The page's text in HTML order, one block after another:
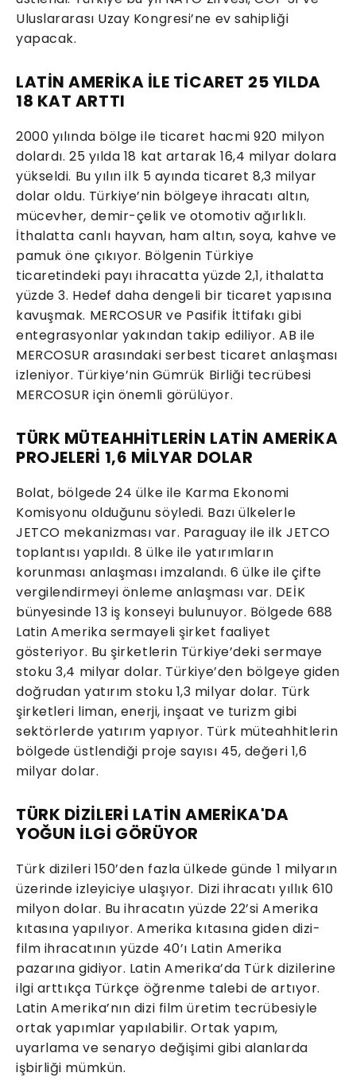
Uluslararası Uzay Kongresi’ne ev sahipliği
yapacak.
LATİN AMERİKA İLE TİCARET 25 YILDA
18 KAT ARTTI
2000 yılında bölge ile ticaret hacmi 920 milyon
dolardı. 25 yılda 18 kat artarak 16,4 milyar dolara
yükseldi. Bu yılın ilk 5 ayında ticaret 8,3 milyar
dolar oldu. Türkiye’nin bölgeye ihracatı altın,
mücevher, demir-çelik ve otomotiv ağırlıklı.
İthalatta canlı hayvan, ham altın, soya, kahve ve
pamuk öne çıkıyor. Bölgenin Türkiye
ticaretindeki payı ihracatta yüzde 2,1, ithalatta
yüzde 3. Hedef daha dengeli bir ticaret yapısına
kavuşmak. MERCOSUR ve Pasifik İttifakı gibi
entegrasyonlar yakından takip ediliyor. AB ile
MERCOSUR arasındaki serbest ticaret anlaşması
izleniyor. Türkiye’nin Gümrük Birliği tecrübesi
MERCOSUR için önemli görülüyor.
TÜRK MÜTEAHHİTLERİN LATİN AMERİKA
PROJELERİ 1,6 MİLYAR DOLAR
Bolat, bölgede 24 ülke ile Karma Ekonomi
Komisyonu olduğunu söyledi. Bazı ülkelerle
JETCO mekanizması var. Paraguay ile ilk JETCO
toplantısı yapıldı. 8 ülke ile yatırımların
korunması anlaşması imzalandı. 6 ülke ile çifte
vergilendirmeyi önleme anlaşması var. DEİK
bünyesinde 13 iş konseyi bulunuyor. Bölgede 688
Latin Amerika sermayeli şirket faaliyet
gösteriyor. Bu şirketlerin Türkiye’deki sermaye
stoku 3,4 milyar dolar. Türkiye’den bölgeye giden
doğrudan yatırım stoku 1,3 milyar dolar. Türk
şirketleri liman, enerji, inşaat ve turizm gibi
sektörlerde yatırım yapıyor. Türk müteahhitlerin
bölgede üstlendiği proje sayısı 45, değeri 1,6
milyar dolar.
TÜRK DİZİLERİ LATİN AMERİKA'DA
YOĞUN İLGİ GÖRÜYOR
Türk dizileri 150’den fazla ülkede günde 1 milyarın
üzerinde izleyiciye ulaşıyor. Dizi ihracatı yıllık 610
milyon dolar. Bu ihracatın yüzde 22’si Amerika
kıtasına yapılıyor. Amerika kıtasına giden dizi-
film ihracatının yüzde 40’ı Latin Amerika
pazarına gidiyor. Latin Amerika’da Türk dizilerine
ilgi arttıkça Türkçe öğrenme talebi de artıyor.
Latin Amerika’nın dizi film üretim tecrübesiyle
ortak yapımlar yapılabilir. Ortak yapım,
uyarlama ve senaryo değişimi gibi alanlarda
işbirliği mümkün.